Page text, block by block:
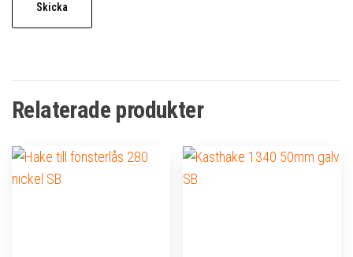
Relaterade produkter